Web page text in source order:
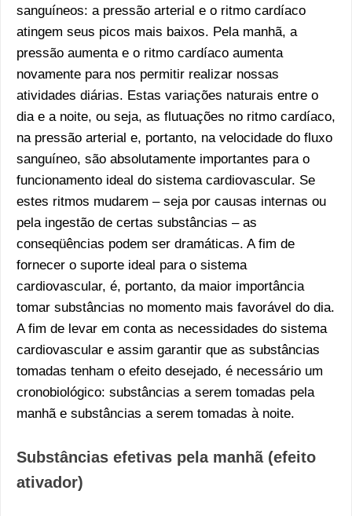
sanguíneos: a pressão arterial e o ritmo cardíaco
atingem seus picos mais baixos. Pela manhã, a
pressão aumenta e o ritmo cardíaco aumenta
novamente para nos permitir realizar nossas
atividades diárias. Estas variações naturais entre o
dia e a noite, ou seja, as flutuações no ritmo cardíaco,
na pressão arterial e, portanto, na velocidade do fluxo
sanguíneo, são absolutamente importantes para o
funcionamento ideal do sistema cardiovascular. Se
estes ritmos mudarem – seja por causas internas ou
pela ingestão de certas substâncias – as
conseqüências podem ser dramáticas. A fim de
fornecer o suporte ideal para o sistema
cardiovascular, é, portanto, da maior importância
tomar substâncias no momento mais favorável do dia.
A fim de levar em conta as necessidades do sistema
cardiovascular e assim garantir que as substâncias
tomadas tenham o efeito desejado, é necessário um
cronobiológico: substâncias a serem tomadas pela
manhã e substâncias a serem tomadas à noite.
Substâncias efetivas pela manhã (efeito
ativador)